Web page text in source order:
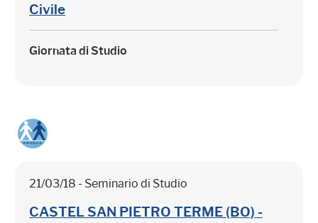
Civile
Giornata di Studio
21/03/18 - Seminario di Studio
CASTEL SAN PIETRO TERME (BO) -